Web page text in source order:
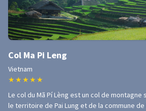
Col Ma Pi Leng
Vietnam
★ ★ ★ ★ ★
Le col du Mã Pí Lèng est un col de montagne
le territoire de Pai Lung et de la commune de